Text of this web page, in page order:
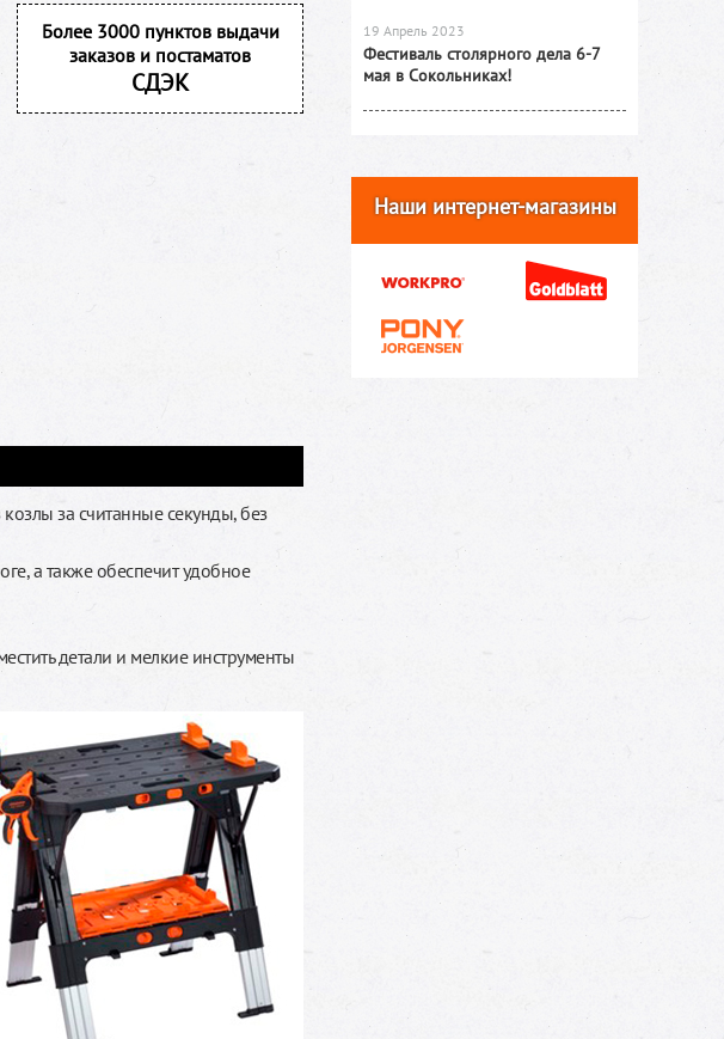
Более 3000 пунктов выдачи
заказов и постаматов
СДЭК
за считанные секунды, без
а также обеспечит удобное
детали и мелкие инструменты
19 Апрель 2023
Фестиваль столярного дела 6-7
мая в Сокольниках!
Наши интернет-магазины